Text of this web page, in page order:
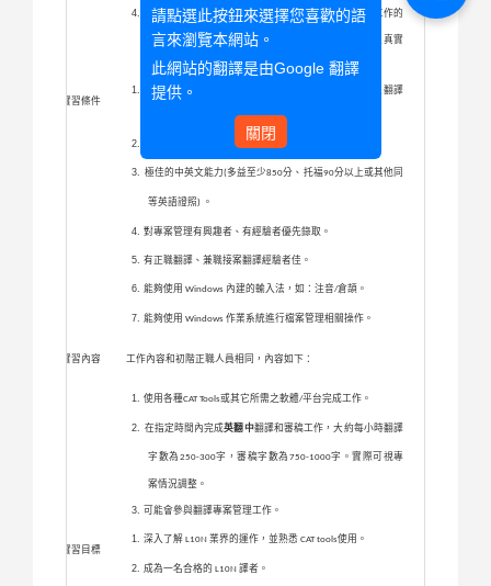
這不是一個長期的訓練課程，而是希望學生熟悉全職工作的
環境，並且能穩定的全天工作，幫助實習生們有踏入真實
職場的心理準備和技能。
實習條件
需要通過 RWS ，具備一定翻譯
母語需為台灣繁中，對語言文字有極高敏感度者。
極佳的中英文能力(多益至少850分、托福90分以上或其他同
等英語證照) 。
對專案管理有興趣者、有經驗者優先錄取。
有正職翻譯、兼職接案翻譯經驗者佳。
能夠使用 Windows 內建的輸入法，如：注音/倉頡。
能夠使用 Windows作業系統進行檔案管理相關操作。
實習內容 工作內容和初階正職人員相同，內容如下：
使用各種CAT Tools或其它所需之軟體/平台完成工作。
在指定時間內完成英翻中翻譯和審稿工作，大約每小時翻譯
字數為 250-300字，審稿字數為 750-1000字。實際可視專
案情況調整。
可能會參與翻譯專案管理工作。
實習目標
深入了解 L10N業界的運作，並熟悉 CAT tools使用。
成為一名合格的 L10N譯者。
請點選此按鈕來選擇您喜歡的語
言來瀏覽本網站。
此網站的翻譯是由Google 翻譯
提供。
關閉